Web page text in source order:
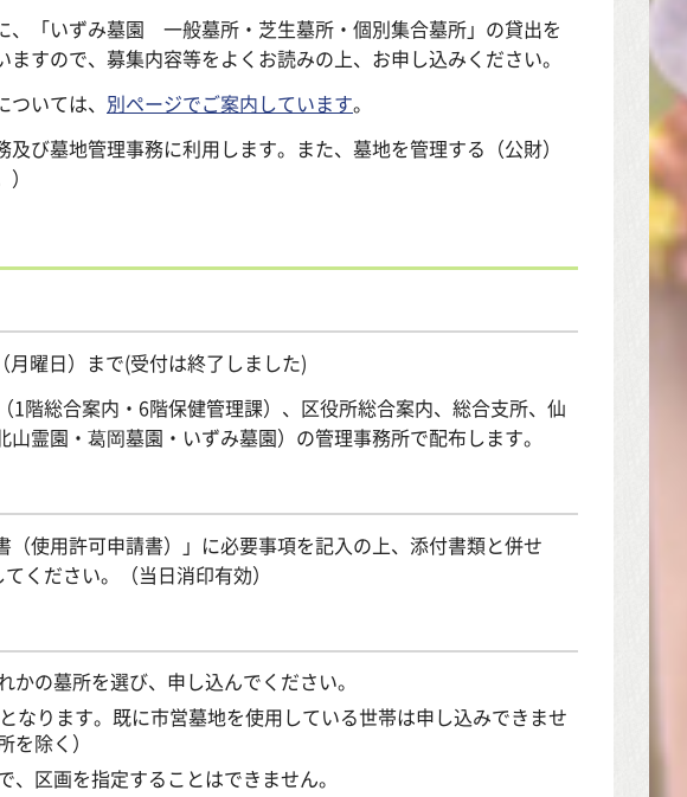
、「いずみ墓園 一般墓所・芝生墓所・個別集合墓所」の貸出を
すので、募集内容等をよくお読みの上、お申し込みください。
いては、 別ページでご案内しています。
び墓地管理事務に利用します。また、墓地を管理する（公財）
曜日）まで(受付は終了しました)
階総合案内・6階保健管理課）、区役所総合案内、総合支所、仙
霊園・葛岡墓園・いずみ墓園）の管理事務所で配布します。
使用許可申請書）」に必要事項を記入の上、添付書類と併せ
ください。（当日消印有効）
の墓所を選び、申し込んでください。
なります。既に市営墓地を使用している世帯は申し込みできませ
除く）
区画を指定することはできません。